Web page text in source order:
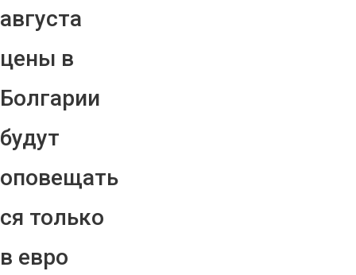
августа
цены в
Болгарии
будут
оповещать
ся только
в евро